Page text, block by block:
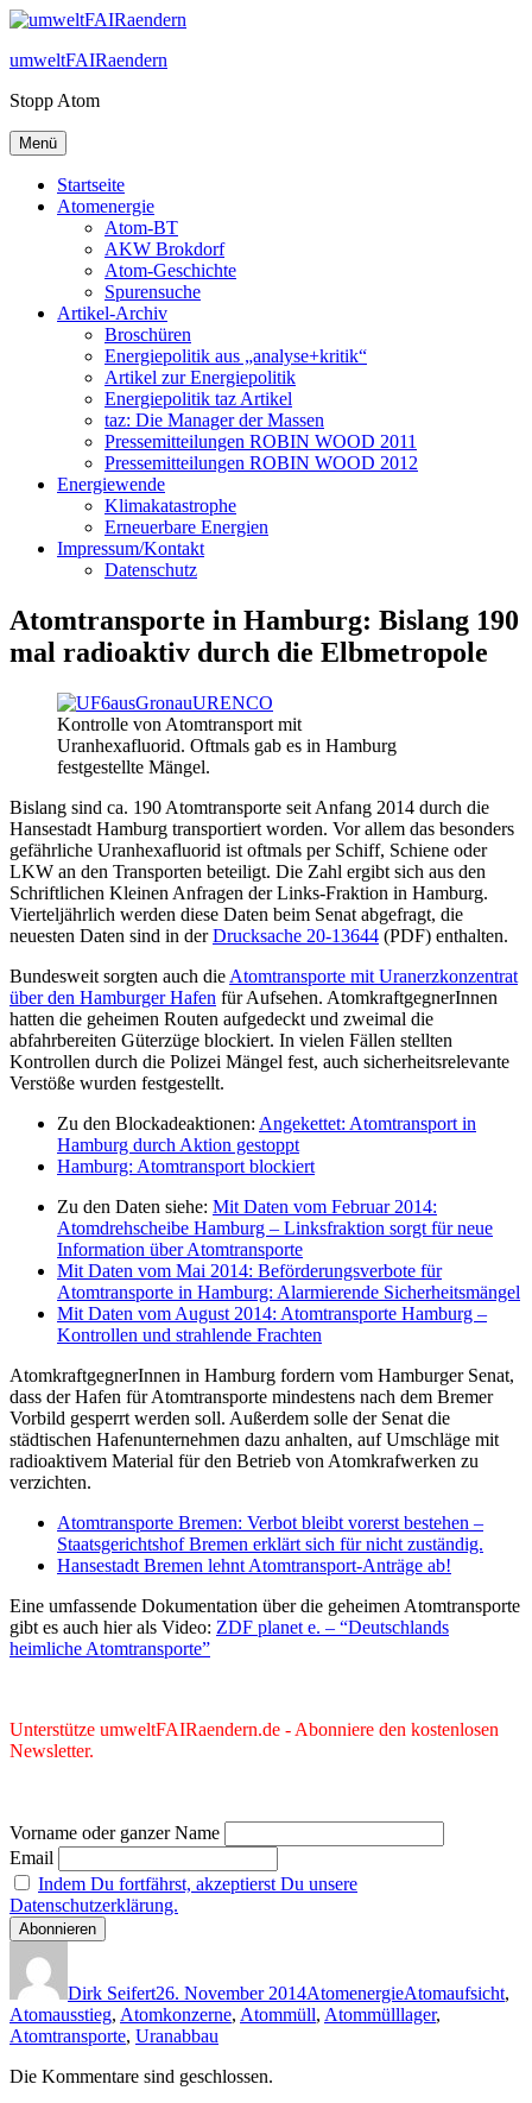
Zum
springen
umweltFAIRaendern
Stopp Atom
Menü
Startseite
Atomenergie
Atom-BT
AKW Brokdorf
Atom-Geschichte
Spurensuche
Artikel-Archiv
Broschüren
Energiepolitik aus „analyse+kritik“
Artikel zur Energiepolitik
Energiepolitik taz Artikel
taz: Die Manager der Massen
Pressemitteilungen ROBIN WOOD 2011
Pressemitteilungen ROBIN WOOD 2012
Energiewende
Klimakatastrophe
Erneuerbare Energien
Impressum/Kontakt
Datenschutz
Atomtransporte in Hamburg: Bislang 190
mal radioaktiv durch die Elbmetropole
Kontrolle von Atomtransport mit
Uranhexafluorid. Oftmals gab es in Hamburg
festgestellte Mängel.
Bislang sind ca. 190 Atomtransporte seit Anfang 2014 durch die
Hansestadt Hamburg transportiert worden. Vor allem das besonders
gefährliche Uranhexafluorid ist oftmals per Schiff, Schiene oder
LKW an den Transporten beteiligt. Die Zahl ergibt sich aus den
Schriftlichen Kleinen Anfragen der Links-Fraktion in Hamburg.
Vierteljährlich werden diese Daten beim Senat abgefragt, die
neuesten Daten sind in derDrucksache 20-13644 (PDF) enthalten.
Bundesweit sorgten auch die Atomtransporte mit Uranerzkonzentrat
über den Hamburger Hafen für Aufsehen. AtomkraftgegnerInnen
hatten die geheimen Routen aufgedeckt und zweimal die
abfahrbereiten Güterzüge blockiert. In vielen Fällen stellten
Kontrollen durch die Polizei Mängel fest, auch sicherheitsrelevante
Verstöße wurden festgestellt.
Zu den Blockadeaktionen: Angekettet: Atomtransport in
Hamburg durch Aktion gestoppt
Hamburg: Atomtransport blockiert
Zu den Daten siehe: Mit Daten vom Februar 2014:
Atomdrehscheibe Hamburg – Linksfraktion sorgt für neue
Information über Atomtransporte
Mit Daten vom Mai 2014: Beförderungsverbote für
Atomtransporte in Hamburg: Alarmierende Sicherheitsmängel
Mit Daten vom August 2014: Atomtransporte Hamburg –
Kontrollen und strahlende Frachten
AtomkraftgegnerInnen in Hamburg fordern vom Hamburger Senat,
dass der Hafen für Atomtransporte mindestens nach dem Bremer
Vorbild gesperrt werden soll. Außerdem solle der Senat die
städtischen Hafenunternehmen dazu anhalten, auf Umschläge mit
radioaktivem Material für den Betrieb von Atomkrafwerken zu
verzichten.
Atomtransporte Bremen: Verbot bleibt vorerst bestehen –
Staatsgerichtshof Bremen erklärt sich für nicht zuständig.
Hansestadt Bremen lehnt Atomtransport-Anträge ab!
Eine umfassende Dokumentation über die geheimen Atomtransporte
gibt es auch hier als Video: ZDF planet e. – “Deutschlands
heimliche Atomtransporte”
Unterstütze umweltFAIRaendern.de - Abonniere den kostenlosen
Newsletter.
Vorname oder ganzer Name
Email
Indem Du fortfährst, akzeptierst Du unsere
Datenschutzerklärung.
Dirk Seifert26. November 2014AtomenergieAtomaufsicht,
Atomausstieg, Atomkonzerne, Atommüll, Atommülllager,
Atomtransporte, Uranabbau
Die Kommentare sind geschlossen.